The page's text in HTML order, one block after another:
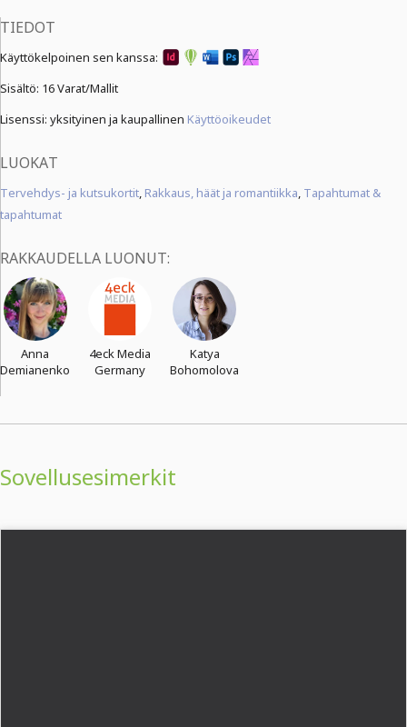
TIEDOT
Käyttökelpoinen sen kanssa:
Sisältö: 16 Varat/Mallit
Lisenssi: yksityinen ja kaupallinen Käyttöoikeudet
LUOKAT
Tervehdys- ja kutsukortit, Rakkaus, häät ja romantiikka, Tapahtumat &
tapahtumat
RAKKAUDELLA LUONUT:
Anna
Demianenko
4eck Media
Germany
Katya
Bohomolova
Sovellusesimerkit